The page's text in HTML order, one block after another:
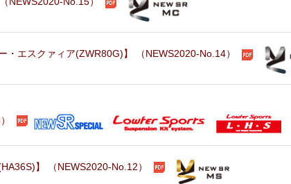
・エスクァィア(ZWR80G)】 （NEWS2020-No.14）
】 （NEWS2020-No.12）